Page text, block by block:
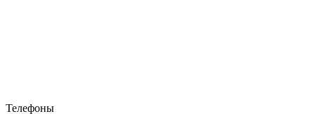
Телефоны